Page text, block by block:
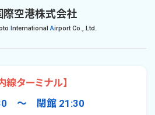
際空港株式会社
InternationalAirport Co., Ltd.
線ターミナル】
〜 閉館 21:30